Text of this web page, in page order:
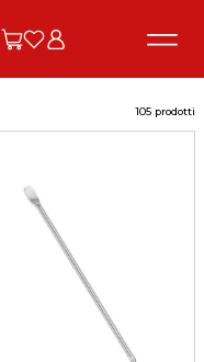
105 prodotti